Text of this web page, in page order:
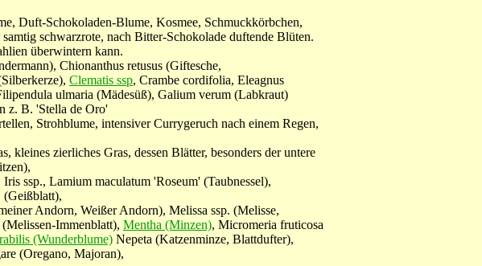
Duft-Schokoladen-Blume, Kosmee, Schmuckkörbchen,
schwarzrote, nach Bitter-Schokolade duftende Blüten.
überwintern kann.
Chionanthus retusus (Giftesche,
Clematis ssp, Crambe cordifolia, Eleagnus
ulmaria (Mädesüß), Galium verum (Labkraut)
z. B. 'Stella de Oro'
Strohblume, intensiver Currygeruch nach einem Regen,
kleines zierliches Gras, dessen Blätter, besonders der untere
ssp., Lamium maculatum 'Roseum' (Taubnessel),
(Geißblatt),
Andorn, Weißer Andorn), Melissa ssp. (Melisse,
Immenblatt), Mentha (Minzen), Micromeria fruticosa
(Wunderblume) Nepeta (Katzenminze, Blattdufter),
(Oregano, Majoran),